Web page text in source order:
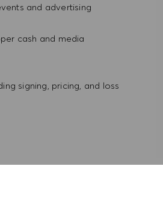
and advertising
cash and media
signing, pricing, and loss